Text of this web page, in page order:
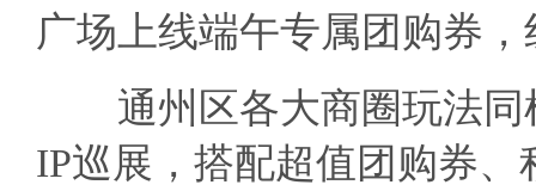
广场上线端午专属团购券
通州区各大商圈玩法同
IP巡展，搭配超值团购券